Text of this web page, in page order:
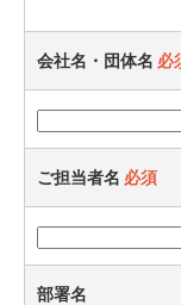
会社名・団体名 必
ご担当者名 必須
部署名